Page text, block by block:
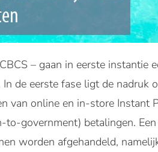
– gaan in eerste instantie
de eerste fase ligt de nadruk
van online en in-store Instant
government) betalingen.
worden afgehandeld,